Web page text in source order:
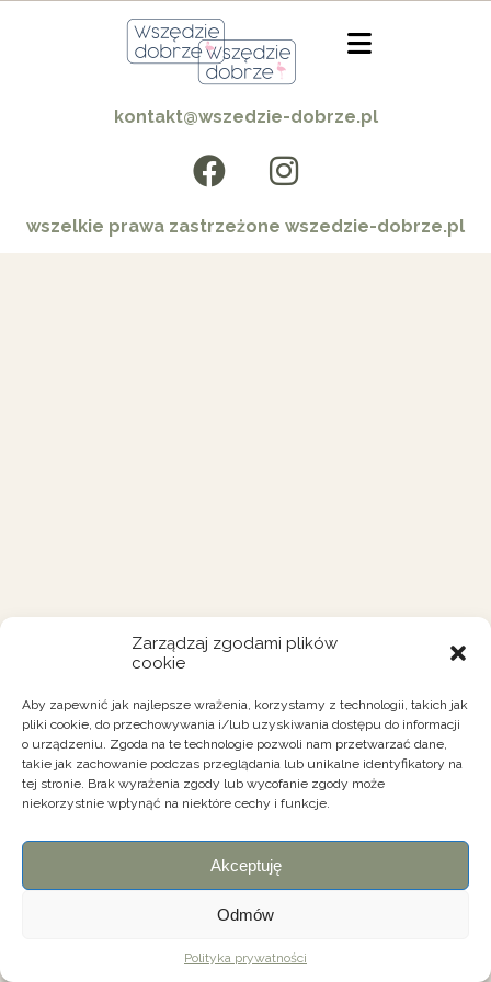
Zarządzaj zgodami plików
cookie
Aby zapewnić jak najlepsze wrażenia, korzystamy z technologii, takich jak
pliki cookie, do przechowywania i/lub uzyskiwania dostępu do informacji
o urządzeniu. Zgoda na te technologie pozwoli nam przetwarzać dane,
takie jak zachowanie podczas przeglądania lub unikalne identyfikatory na
tej stronie. Brak wyrażenia zgody lub wycofanie zgody może
niekorzystnie wpłynąć na niektóre cechy i funkcje.
Akceptuję
Odmów
Polityka prywatności
kontakt@wszedzie-dobrze.pl
wszelkie prawa zastrzeżone wszedzie-dobrze.pl